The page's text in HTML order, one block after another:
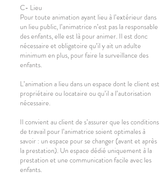
C- Lieu
Pour toute animation ayant lieu à l’extérieur dans
un lieu public, l’animatrice n’est pas la responsable
des enfants, elle est là pour animer. Il est donc
nécessaire et obligatoire qu’il y ait un adulte
minimum en plus, pour faire la surveillance des
enfants.
L’animation a lieu dans un espace dont le client est
propriétaire ou locataire ou qu’il a l’autorisation
nécessaire.
Il convient au client de s’assurer que les conditions
de travail pour l’animatrice soient optimales à
savoir : un espace pour se changer (avant et après
la prestation). Un espace dédié uniquement à la
prestation et une communication facile avec les
enfants.